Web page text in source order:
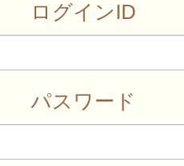
ログインID
パスワード